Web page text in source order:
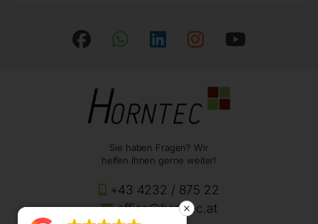
Sie haben Fragen? Wir
helfen Ihnen gerne weiter!
+43 4232 / 875 22
office@horntec.at